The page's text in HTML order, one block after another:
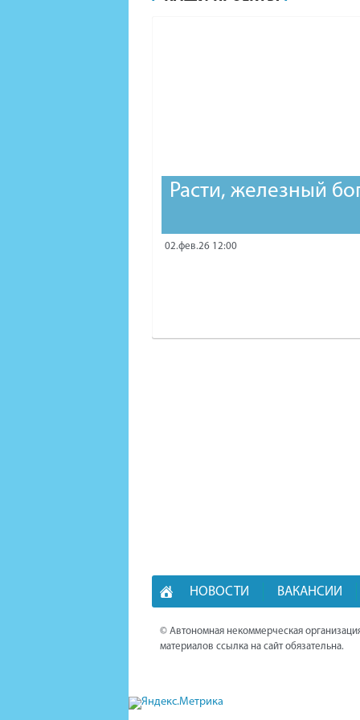
Расти, железный
02.фев.26 12:00
НОВОСТИ ВАКАНСИИ
© Автономная некоммерческая
материалов ссылка на сайт обязательна.